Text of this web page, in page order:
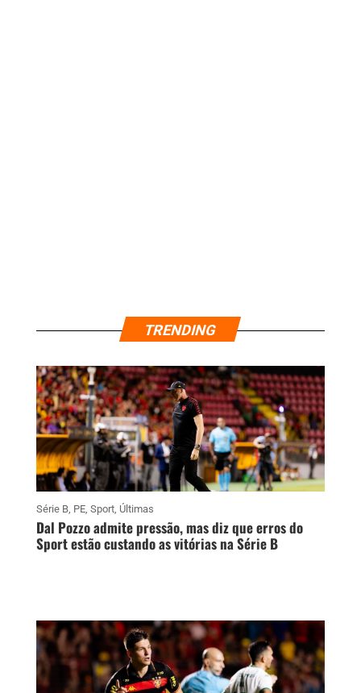
TRENDING
Série B, PE, Sport, Últimas
Dal Pozzo admite pressão, mas diz que erros do
Sport estão custando as vitórias na Série B